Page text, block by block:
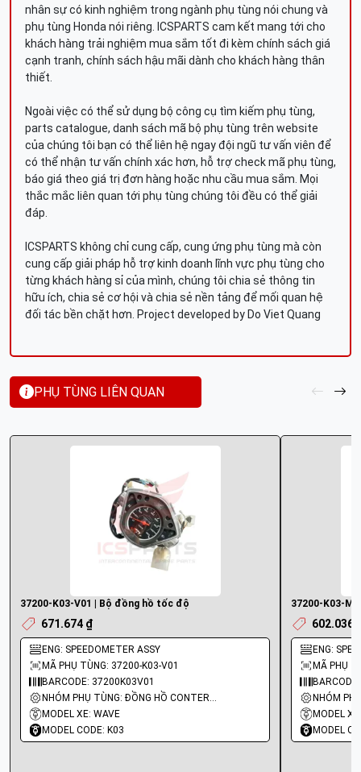
nhân sự có kinh nghiệm trong ngành phụ tùng nói chung và
phụ tùng Honda nói riêng. ICSPARTS cam kết mang tới cho
khách hàng trải nghiệm mua sắm tốt đi kèm chính sách giá
cạnh tranh, chính sách hậu mãi dành cho khách hàng thân
thiết.
Ngoài việc có thể sử dụng bộ công cụ tìm kiếm phụ tùng,
parts catalogue, danh sách mã bộ phụ tùng trên website
của chúng tôi bạn có thể liên hệ ngay đội ngũ tư vấn viên để
có thể nhận tư vấn chính xác hơn, hỗ trợ check mã phụ tùng,
báo giá theo giá trị đơn hàng hoặc nhu cầu mua sắm. Mọi
thắc mắc liên quan tới phụ tùng chúng tôi đều có thể giải
đáp.
ICSPARTS không chỉ cung cấp, cung ứng phụ tùng mà còn
cung cấp giải pháp hỗ trợ kinh doanh lĩnh vực phụ tùng cho
từng khách hàng sỉ của mình, chúng tôi chia sẻ thông tin
hữu ích, chia sẻ cơ hội và chia sẻ nền tảng để mối quan hệ
đối tác bền chặt hơn. Project developed by Do Viet Quang
PHỤ TÙNG LIÊN QUAN
37200-K03-V01 | Bộ đồng hồ tốc độ
671.674 ₫
ENG: SPEEDOMETER ASSY
MÃ PHỤ TÙNG: 37200-K03-V01
BARCODE: 37200K03V01
NHÓM PHỤ TÙNG: ĐỒNG HỒ CONTERMET
MODEL XE: WAVE
MODEL CODE: K03
37200-K03-
602.036
ENG:
MÃ PHỤ
MODEL
MODEL